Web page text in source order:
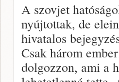
A szovjet
nyújtottak, de
hivatalos
Csak három
dolgoz­zon, ami a